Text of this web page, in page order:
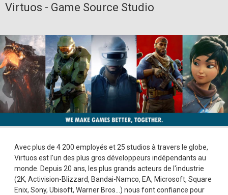
Virtuos - Game Source Studio
Avec plus de 4 200 employés et 25 studios à travers le globe,
Virtuos est l'un des plus gros développeurs indépendants au
monde. Depuis 20 ans, les plus grands acteurs de l'industrie
(2K, Activision-Blizzard, Bandai-Namco, EA, Microsoft, Square
Enix, Sony, Ubisoft, Warner Bros...) nous font confiance pour